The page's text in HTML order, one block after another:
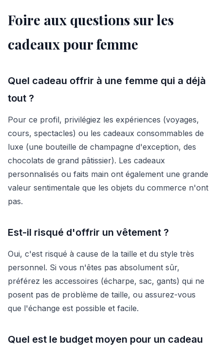
Foire aux questions sur les
cadeaux pour femme
Quel cadeau offrir à une femme qui a déjà
tout ?
Pour ce profil, privilégiez les expériences (voyages,
cours, spectacles) ou les cadeaux consommables de
luxe (une bouteille de champagne d'exception, des
chocolats de grand pâtissier). Les cadeaux
personnalisés ou faits main ont également une grande
valeur sentimentale que les objets du commerce n'ont
pas.
Est-il risqué d'offrir un vêtement ?
Oui, c'est risqué à cause de la taille et du style très
personnel. Si vous n'êtes pas absolument sûr,
préférez les accessoires (écharpe, sac, gants) qui ne
posent pas de problème de taille, ou assurez-vous
que l'échange est possible et facile.
Quel est le budget moyen pour un cadeau